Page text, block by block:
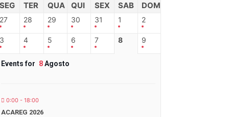
SEG TER QUA QUI SEX SAB DOM
27 28 29 30 31 1 2
3 4 5 6 7 8 9
Events for 8Agosto
0:00 - 18:00
ACAREG 2026